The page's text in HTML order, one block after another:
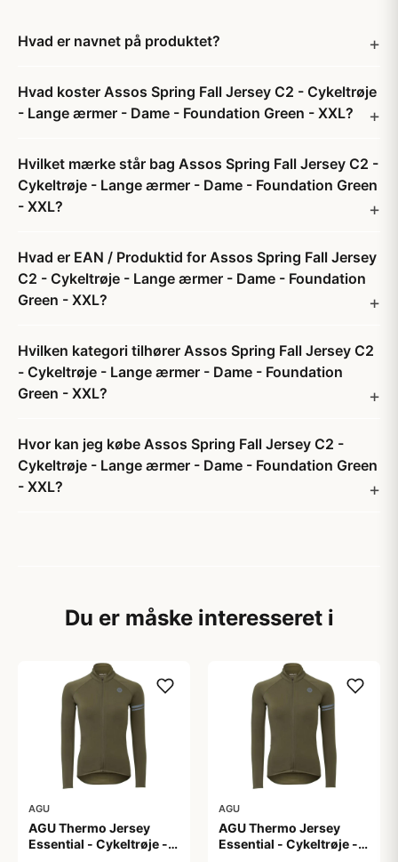
Hvad er navnet på produktet?
Hvad koster Assos Spring Fall Jersey C2 - Cykeltrøje
- Lange ærmer - Dame - Foundation Green - XXL?
Hvilket mærke står bag Assos Spring Fall Jersey C2 -
Cykeltrøje - Lange ærmer - Dame - Foundation Green
- XXL?
Hvad er EAN / Produktid for Assos Spring Fall Jersey
C2 - Cykeltrøje - Lange ærmer - Dame - Foundation
Green - XXL?
Hvilken kategori tilhører Assos Spring Fall Jersey C2
- Cykeltrøje - Lange ærmer - Dame - Foundation
Green - XXL?
Hvor kan jeg købe Assos Spring Fall Jersey C2 -
Cykeltrøje - Lange ærmer - Dame - Foundation Green
- XXL?
Du er måske interesseret i
AGU
AGU Thermo Jersey
Essential - Cykeltrøje -
AGU
AGU Thermo Jersey
Essential - Cykeltrøje -